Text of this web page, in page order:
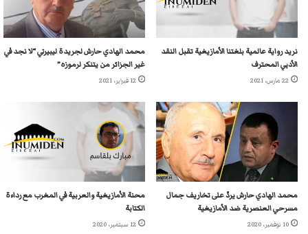
نريد رواية عالمية بلغتنا الأمازيغية تقبل النقد
الأدبي المحترف
22 مارس، 2021
محمد الهادي حارش لجريدة ليبيرتي “لا نجد في
غير الجزائر من يتنكر لرموزه”
12 فبراير، 2021
محمد الهادي حارش يردّ على تخاريف جمال
مسرحي العنصرية ضد الأمازيغية
10 نوفمبر، 2020
محنة الأمازيغية والعربية في المغرب مع رداءة
الكتابة
12 سبتمبر، 2020